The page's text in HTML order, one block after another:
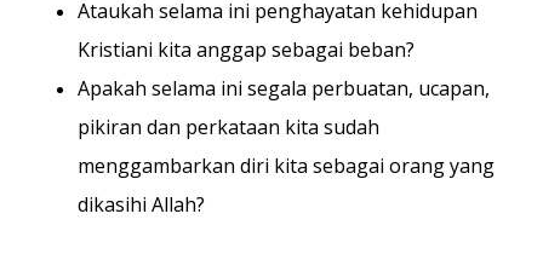
Ataukah selama ini penghayatan kehidupan
Kristiani kita anggap sebagai beban?
Apakah selama ini segala perbuatan, ucapan,
pikiran dan perkataan kita sudah
menggambarkan diri kita sebagai orang yang
dikasihi Allah?